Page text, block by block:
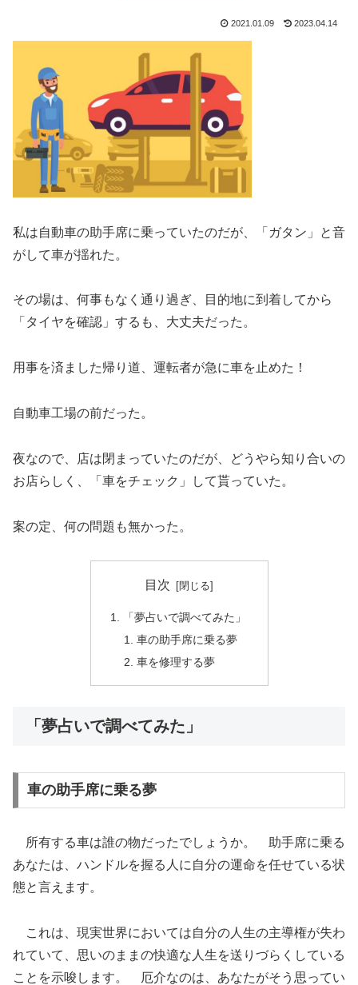
2021.01.09 2023.04.14
私は自動車の助手席に乗っていたのだが、「ガタン」と音
がして車が揺れた。
その場は、何事もなく通り過ぎ、目的地に到着してから
「タイヤを確認」するも、大丈夫だった。
用事を済ました帰り道、運転者が急に車を止めた！
自動車工場の前だった。
夜なので、店は閉まっていたのだが、どうやら知り合いの
お店らしく、「車をチェック」して貰っていた。
案の定、何の問題も無かった。
目次
「夢占いで調べてみた」
車の助手席に乗る夢
車を修理する夢
「夢占いで調べてみた」
車の助手席に乗る夢
所有する車は誰の物だったでしょうか。 助手席に乗る
あなたは、ハンドルを握る人に自分の運命を任せている状
態と言えます。
これは、現実世界においては自分の人生の主導権が失わ
れていて、思いのままの快適な人生を送りづらくしている
ことを示唆します。 厄介なのは、あなたがそう思ってい